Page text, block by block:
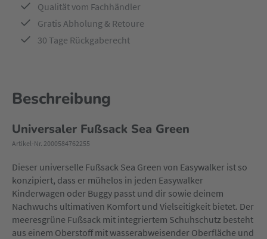
Qualität vom Fachhändler
Gratis Abholung & Retoure
30 Tage Rückgaberecht
Beschreibung
Universaler Fußsack Sea Green
Artikel-Nr. 2000584762255
Dieser universelle Fußsack Sea Green von Easywalker ist so
konzipiert, dass er mühelos in jeden Easywalker
Kinderwagen oder Buggy passt und dir sowie deinem
Nachwuchs ultimativen Komfort und Vielseitigkeit bietet. Der
meeresgrüne Fußsack mit integriertem Schuhschutz besteht
aus einem Oberstoff mit wasserabweisender Oberfläche und